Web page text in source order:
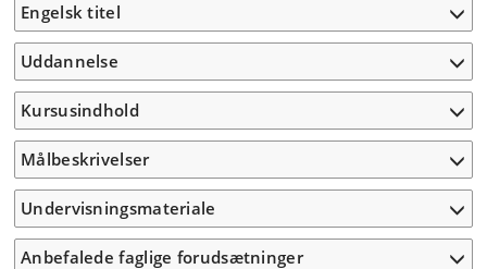
Engelsk titel
Uddannelse
Kursusindhold
Målbeskrivelser
Undervisningsmateriale
Anbefalede faglige forudsætninger